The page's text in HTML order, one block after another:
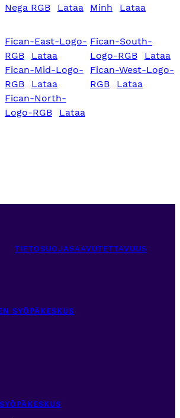
Nega RGB
Lataa
Minh
Lataa
Fican-East-Logo-
RGB
Lataa
Fican-Mid-Logo-
RGB
Lataa
Fican-North-
Logo-RGB
Lataa
Fican-South-
Logo-RGB
Lataa
Fican-West-Logo-
RGB
Lataa
TIETOSUOJASAAVUTETTAVUUS
SYÖPÄKESKUS